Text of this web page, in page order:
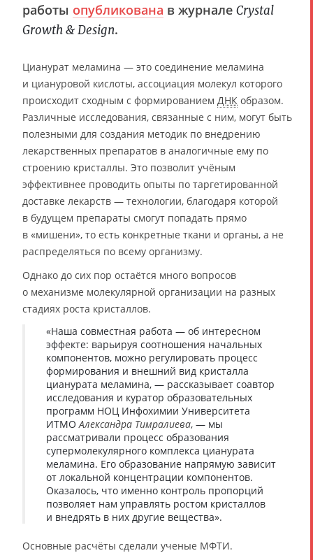
работы опубликована в журнале Crystal
Growth & Design.
Цианурат меламина — это соединение меламина
и циануровой кислоты, ассоциация молекул которого
происходит сходным с формированием ДНК образом.
Различные исследования, связанные с ним, могут быть
полезными для создания методик по внедрению
лекарственных препаратов в аналогичные ему по
строению кристаллы. Это позволит учёным
эффективнее проводить опыты по таргетированной
доставке лекарств — технологии, благодаря которой
в будущем препараты смогут попадать прямо
в «мишени», то есть конкретные ткани и органы, а не
распределяться по всему организму.
Однако до сих пор остаётся много вопросов
о механизме молекулярной организации на разных
стадиях роста кристаллов.
«Наша совместная работа — об интересном
эффекте: варьируя соотношения начальных
компонентов, можно регулировать процесс
формирования и внешний вид кристалла
цианурата меламина, — рассказывает соавтор
исследования и куратор образовательных
программ НОЦ Инфохимии Университета
ИТМО Александра Тимралиева, — мы
рассматривали процесс образования
супермолекулярного комплекса цианурата
меламина. Его образование напрямую зависит
от локальной концентрации компонентов.
Оказалось, что именно контроль пропорций
позволяет нам управлять ростом кристаллов
и внедрять в них другие вещества».
Основные расчёты сделали ученые МФТИ.